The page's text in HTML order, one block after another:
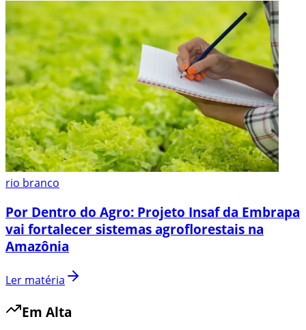
rio branco
Por Dentro do Agro: Projeto Insaf da Embrapa
vai fortalecer sistemas agroflorestais na
Amazônia
Ler matéria
Em Alta